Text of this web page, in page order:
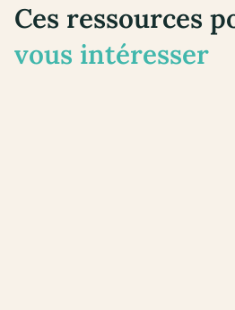
Ces ressources
vous intéresser